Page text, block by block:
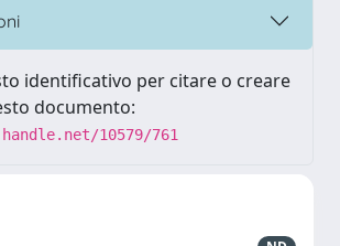
identificativo per citare o creare
documento:
10579/761